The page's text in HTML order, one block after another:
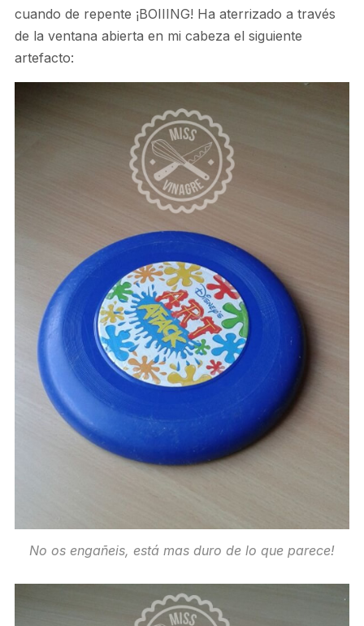
cuando de repente ¡BOIIING! Ha aterrizado a través
de la ventana abierta en mi cabeza el siguiente
artefacto:
No os engañeis, está mas duro de lo que parece!